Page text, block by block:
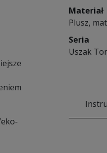
Materiał
Plusz,
Seria
Uszak